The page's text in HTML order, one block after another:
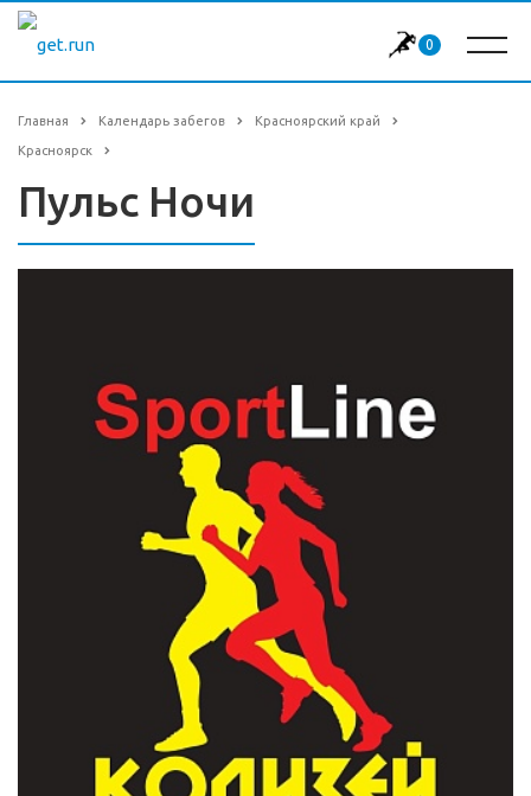
0
Главная Календарь забегов Красноярский край
Красноярск
Пульс Ночи